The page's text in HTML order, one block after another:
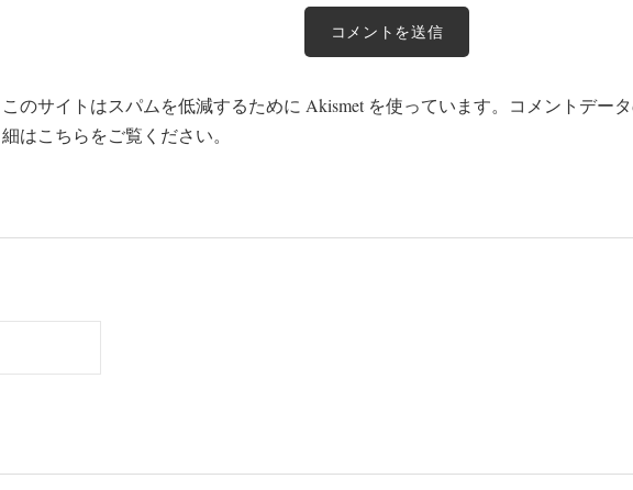
このサイトはスパムを低減するために Akismet を使っています。 コメントデー
細はこちらをご覧ください。